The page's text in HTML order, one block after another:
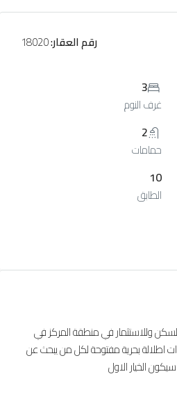
رقم العقار:
3
غرف النوم
2
حمامات
10
الطابق
وللاستثمار في منطقة المركز في
اطلالة بحرية مفتوحة لكل من يبحث عن
الخيار الاول